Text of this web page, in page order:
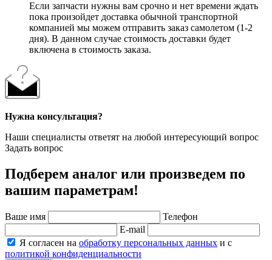
Если запчасти нужны вам срочно и нет времени ждать
пока произойдет доставка обычной транспортной
компанией мы можем отправить заказ самолетом (1-2
дня). В данном случае стоимость доставки будет
включена в стоимость заказа.
Нужна консультация?
Наши специалисты ответят на любой интересующий вопрос
Задать вопрос
Подберем аналог или произведем по
вашим параметрам!
Ваше имя
Телефон
E-mail
Я согласен на обработку персональных данных и с
политикой конфиденциальности